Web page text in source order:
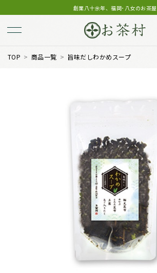
創業八十余年、福岡･八女のお茶屋
TOP 商品一覧 旨味だしわかめスープ